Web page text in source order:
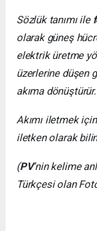
Sözlük tanımı ile
olarak güneş
elektrik üretme
üzerlerine düşen
akıma dönüştürür.
Akımı iletmek
iletken olarak
(PV’nin kelime
Türkçesi olan